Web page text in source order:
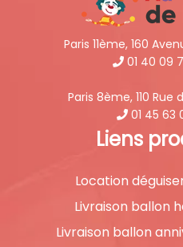
Paris 11ème, 160
01 40 09
Paris 8ème, 110 Rue
01 45 63
Liens
Location
Livraison ballon
Livraison ballon